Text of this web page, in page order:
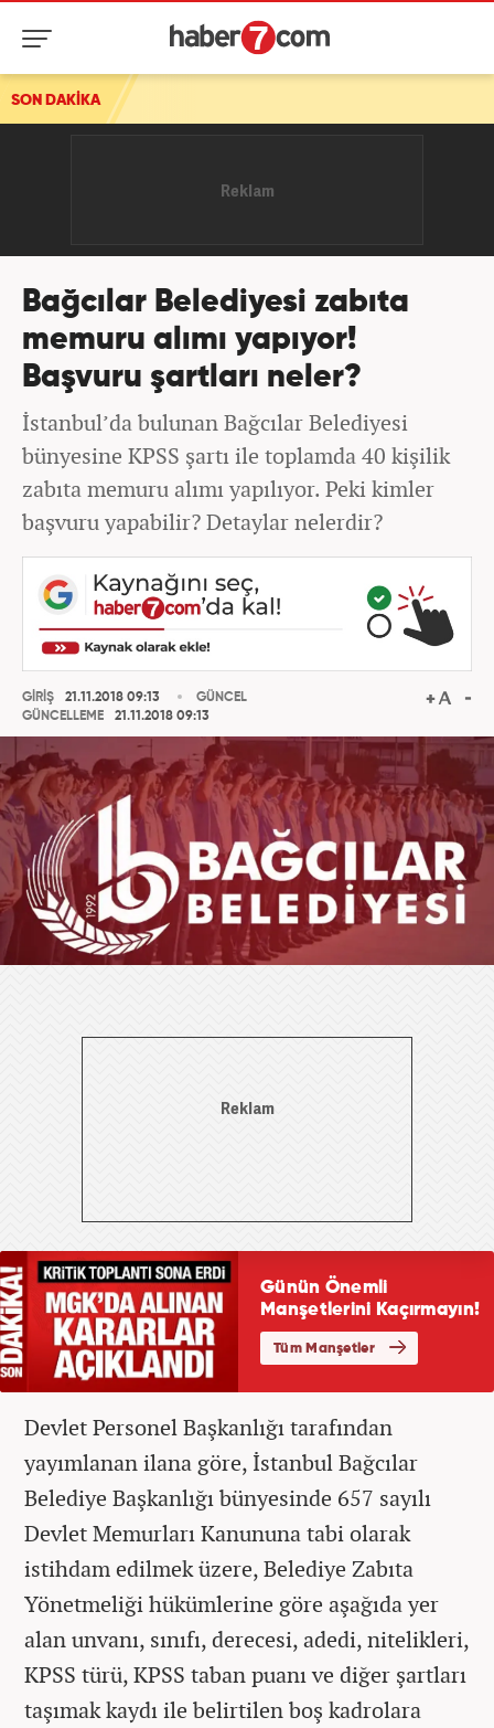
SON DAKİKA
Bağcılar Belediyesi zabıta
memuru alımı yapıyor!
Başvuru şartları neler?
İstanbul’da bulunan Bağcılar Belediyesi
bünyesine KPSS şartı ile toplamda 40 kişilik
zabıta memuru alımı yapılıyor. Peki kimler
başvuru yapabilir? Detaylar nelerdir?
GİRİŞ
21.11.2018 09:13
GÜNCELLEME
21.11.2018 09:13
GÜNCEL
Devlet Personel Başkanlığı tarafından
yayımlanan ilana göre, İstanbul Bağcılar
Belediye Başkanlığı bünyesinde 657 sayılı
Devlet Memurları Kanununa tabi olarak
istihdam edilmek üzere, Belediye Zabıta
Yönetmeliği hükümlerine göre aşağıda yer
alan unvanı, sınıfı, derecesi, adedi, nitelikleri,
KPSS türü, KPSS taban puanı ve diğer şartları
taşımak kaydı ile belirtilen boş kadrolara